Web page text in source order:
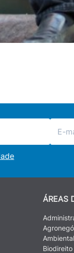
ÁREAS
Ambiental
Biodireito